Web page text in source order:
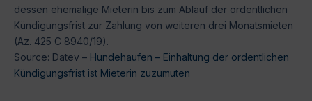
dessen ehemalige Mieterin bis zum Ablauf der ordentlichen
Kündigungsfrist zur Zahlung von weiteren drei Monatsmieten
(Az. 425 C 8940/19).
Source: Datev – Hundehaufen – Einhaltung der ordentlichen
Kündigungsfrist ist Mieterin zuzumuten